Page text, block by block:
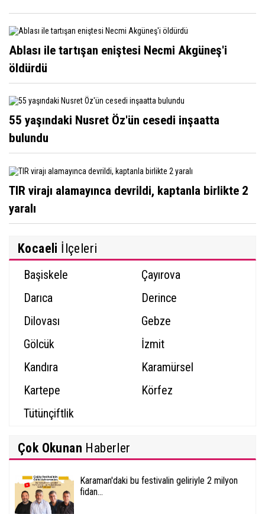
Ablası ile tartışan eniştesi Necmi Akgüneş'i
öldürdü
55 yaşındaki Nusret Öz'ün cesedi inşaatta
bulundu
TIR virajı alamayınca devrildi, kaptanla birlikte 2
yaralı
Kocaeli İlçeleri
Başiskele
Çayırova
Darıca
Derince
Dilovası
Gebze
Gölcük
İzmit
Kandıra
Karamürsel
Kartepe
Körfez
Tütünçiftlik
Çok Okunan Haberler
Karaman'daki bu festivalin geliriyle 2 milyon
fidan...